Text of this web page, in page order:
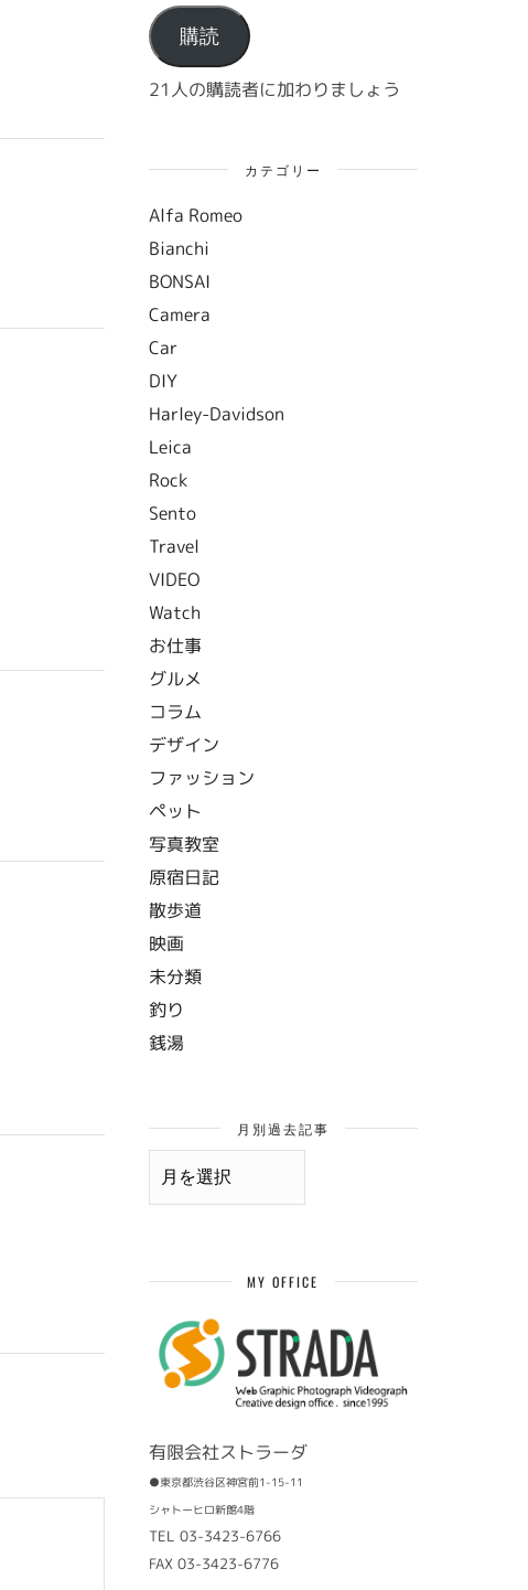
ア
ド
レ
ス
購読
21人の購読者に加わりましょう
カテゴリー
Alfa Romeo
Bianchi
BONSAI
Camera
Car
DIY
Harley-Davidson
Leica
Rock
Sento
Travel
VIDEO
Watch
お仕事
グルメ
コラム
デザイン
ファッション
ペット
写真教室
原宿日記
散歩道
映画
未分類
釣り
銭湯
月別過去記事
月
MY OFFICE
有限会社ストラーダ
●東京都渋谷区神宮前1-15-11
シャトーヒロ新館4階
TEL 03-3423-6766
FAX 03-3423-6776